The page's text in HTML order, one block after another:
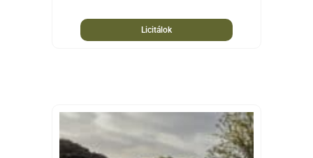
Licitálok